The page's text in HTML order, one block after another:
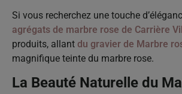
Si vous recherchez une touche
agrégats de marbre rose de Carrière
produits, allant du gravier de Marbre
magnifique teinte du marbre rose.
La Beauté Naturelle du